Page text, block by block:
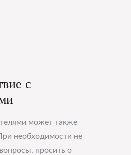
с
может также
необходимости не
просить о